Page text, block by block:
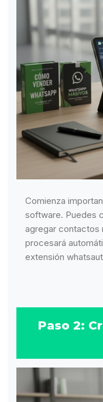
Comienza
software. Puedes
agregar contactos
procesará
extensión
Paso 2: